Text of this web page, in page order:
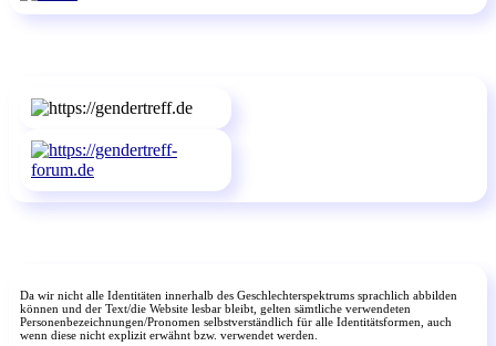
Da wir nicht alle Identitäten innerhalb des Geschlechterspektrums sprachlich abbilden
können und der Text/die Website lesbar bleibt, gelten sämtliche verwendeten
Personenbezeichnungen/Pronomen selbstverständlich für alle Identitätsformen, auch
wenn diese nicht explizit erwähnt bzw. verwendet werden.